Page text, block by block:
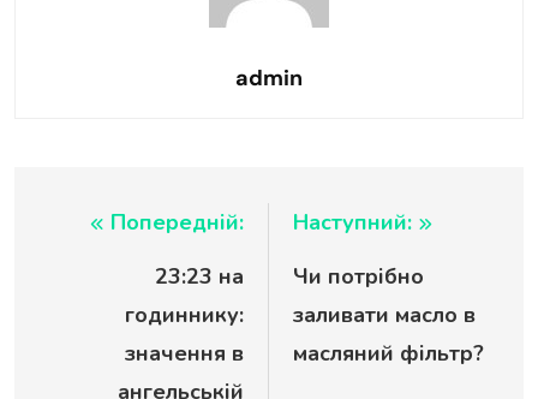
admin
Навігація
Попередній:
23:23 на
годиннику:
значення в
ангельській
Наступний:
Чи потрібно
заливати масло в
масляний фільтр?